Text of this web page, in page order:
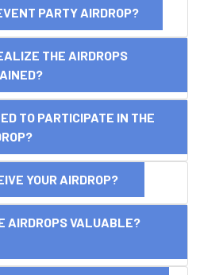
PARTY AIRDROP?
THE AIRDROPS
TO PARTICIPATE IN THE
YOUR AIRDROP?
AIRDROPS VALUABLE?